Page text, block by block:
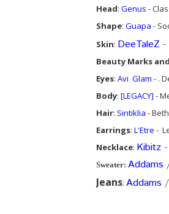
Head: Genus -
Shape: Guapa -
Skin: DeeTaleZ -
Beauty Marks
Eyes: Avi Glam - .
Body: [LEGACY] -
Hair: Sintiklia -
Earrings: L'Etre -
Necklace: Kibitz
Sweater: Addams
Jeans: Addams